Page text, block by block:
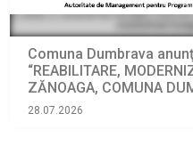
Comuna Dumbrava
“REABILITARE,
ZĂNOAGA, COMUNA
28.07.2026